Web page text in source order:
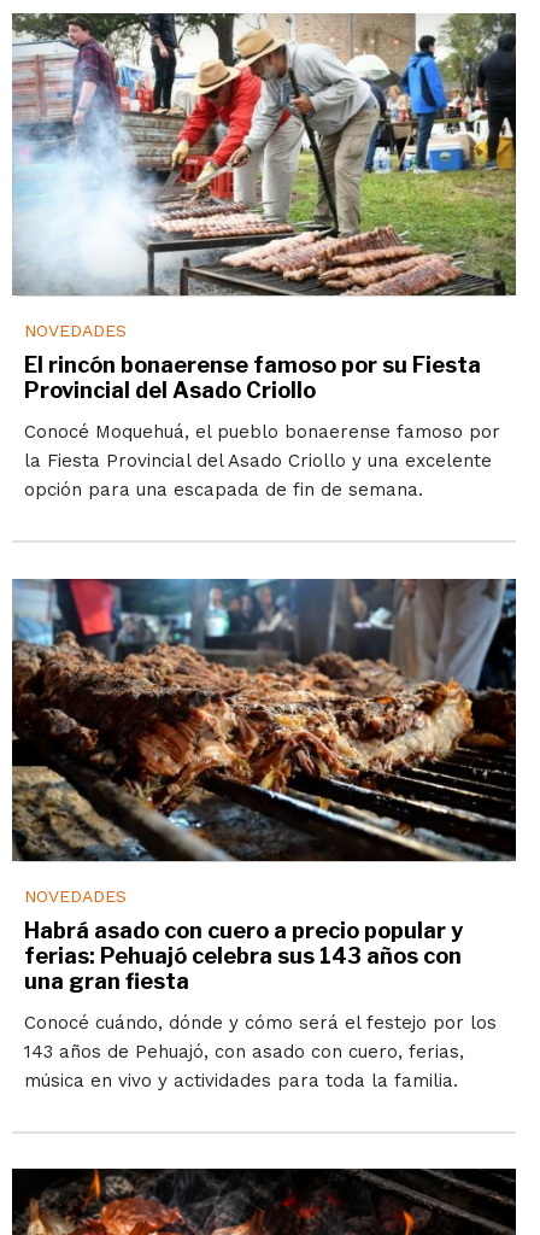
NOVEDADES
El rincón bonaerense famoso por su Fiesta
Provincial del Asado Criollo
Conocé Moquehuá, el pueblo bonaerense famoso por
la Fiesta Provincial del Asado Criollo y una excelente
opción para una escapada de fin de semana.
NOVEDADES
Habrá asado con cuero a precio popular y
ferias: Pehuajó celebra sus 143 años con
una gran fiesta
Conocé cuándo, dónde y cómo será el festejo por los
143 años de Pehuajó, con asado con cuero, ferias,
música en vivo y actividades para toda la familia.